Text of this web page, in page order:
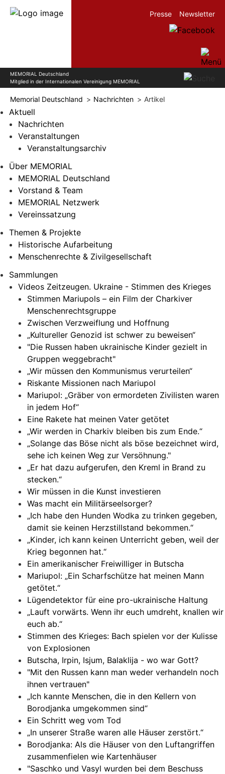
MEMORIAL Deutschland
Mitglied in der Internationalen Vereinigung MEMORIAL
Presse Newsletter
Memorial Deutschland Nachrichten Artikel
Aktuell
Nachrichten
Veranstaltungen
Veranstaltungsarchiv
Über MEMORIAL
MEMORIAL Deutschland
Vorstand & Team
MEMORIAL Netzwerk
Vereinssatzung
Themen & Projekte
Historische Aufarbeitung
Menschenrechte & Zivilgesellschaft
Sammlungen
Videos Zeitzeugen. Ukraine - Stimmen des Krieges
Stimmen Mariupols – ein Film der Charkiver
Menschenrechtsgruppe
Zwischen Verzweiflung und Hoffnung
„Kultureller Genozid ist schwer zu beweisen“
"Die Russen haben ukrainische Kinder gezielt in
Gruppen weggebracht"
„Wir müssen den Kommunismus verurteilen“
Riskante Missionen nach Mariupol
Mariupol: „Gräber von ermordeten Zivilisten waren
in jedem Hof“
Eine Rakete hat meinen Vater getötet
„Wir werden in Charkiv bleiben bis zum Ende.“
„Solange das Böse nicht als böse bezeichnet wird,
sehe ich keinen Weg zur Versöhnung."
„Er hat dazu aufgerufen, den Kreml in Brand zu
stecken.“
Wir müssen in die Kunst investieren
Was macht ein Militärseelsorger?
„Ich habe den Hunden Wodka zu trinken gegeben,
damit sie keinen Herzstillstand bekommen.“
„Kinder, ich kann keinen Unterricht geben, weil der
Krieg begonnen hat.“
Ein amerikanischer Freiwilliger in Butscha
Mariupol: „Ein Scharfschütze hat meinen Mann
getötet.“
Lügendetektor für eine pro-ukrainische Haltung
„Lauft vorwärts. Wenn ihr euch umdreht, knallen wir
euch ab.“
Stimmen des Krieges: Bach spielen vor der Kulisse
von Explosionen
Butscha, Irpin, Isjum, Balaklija - wo war Gott?
"Mit den Russen kann man weder verhandeln noch
ihnen vertrauen"
„Ich kannte Menschen, die in den Kellern von
Borodjanka umgekommen sind“
Ein Schritt weg vom Tod
„In unserer Straße waren alle Häuser zerstört.“
Borodjanka: Als die Häuser von den Luftangriffen
zusammenfielen wie Kartenhäuser
"Saschko und Vasyl wurden bei dem Beschuss